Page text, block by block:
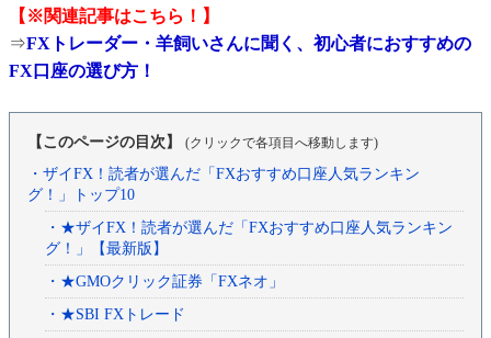
【※関連記事はこちら！】
⇒FXトレーダー・羊飼いさんに聞く、初心者におすすめの
FX口座の選び方！
【このページの目次】 (クリックで各項目へ移動します)
・ザイFX！読者が選んだ「FXおすすめ口座人気ランキン
グ！」トップ10
・★ザイFX！読者が選んだ「FXおすすめ口座人気ランキン
グ！」【最新版】
・★GMOクリック証券「FXネオ」
・★SBI FXトレード